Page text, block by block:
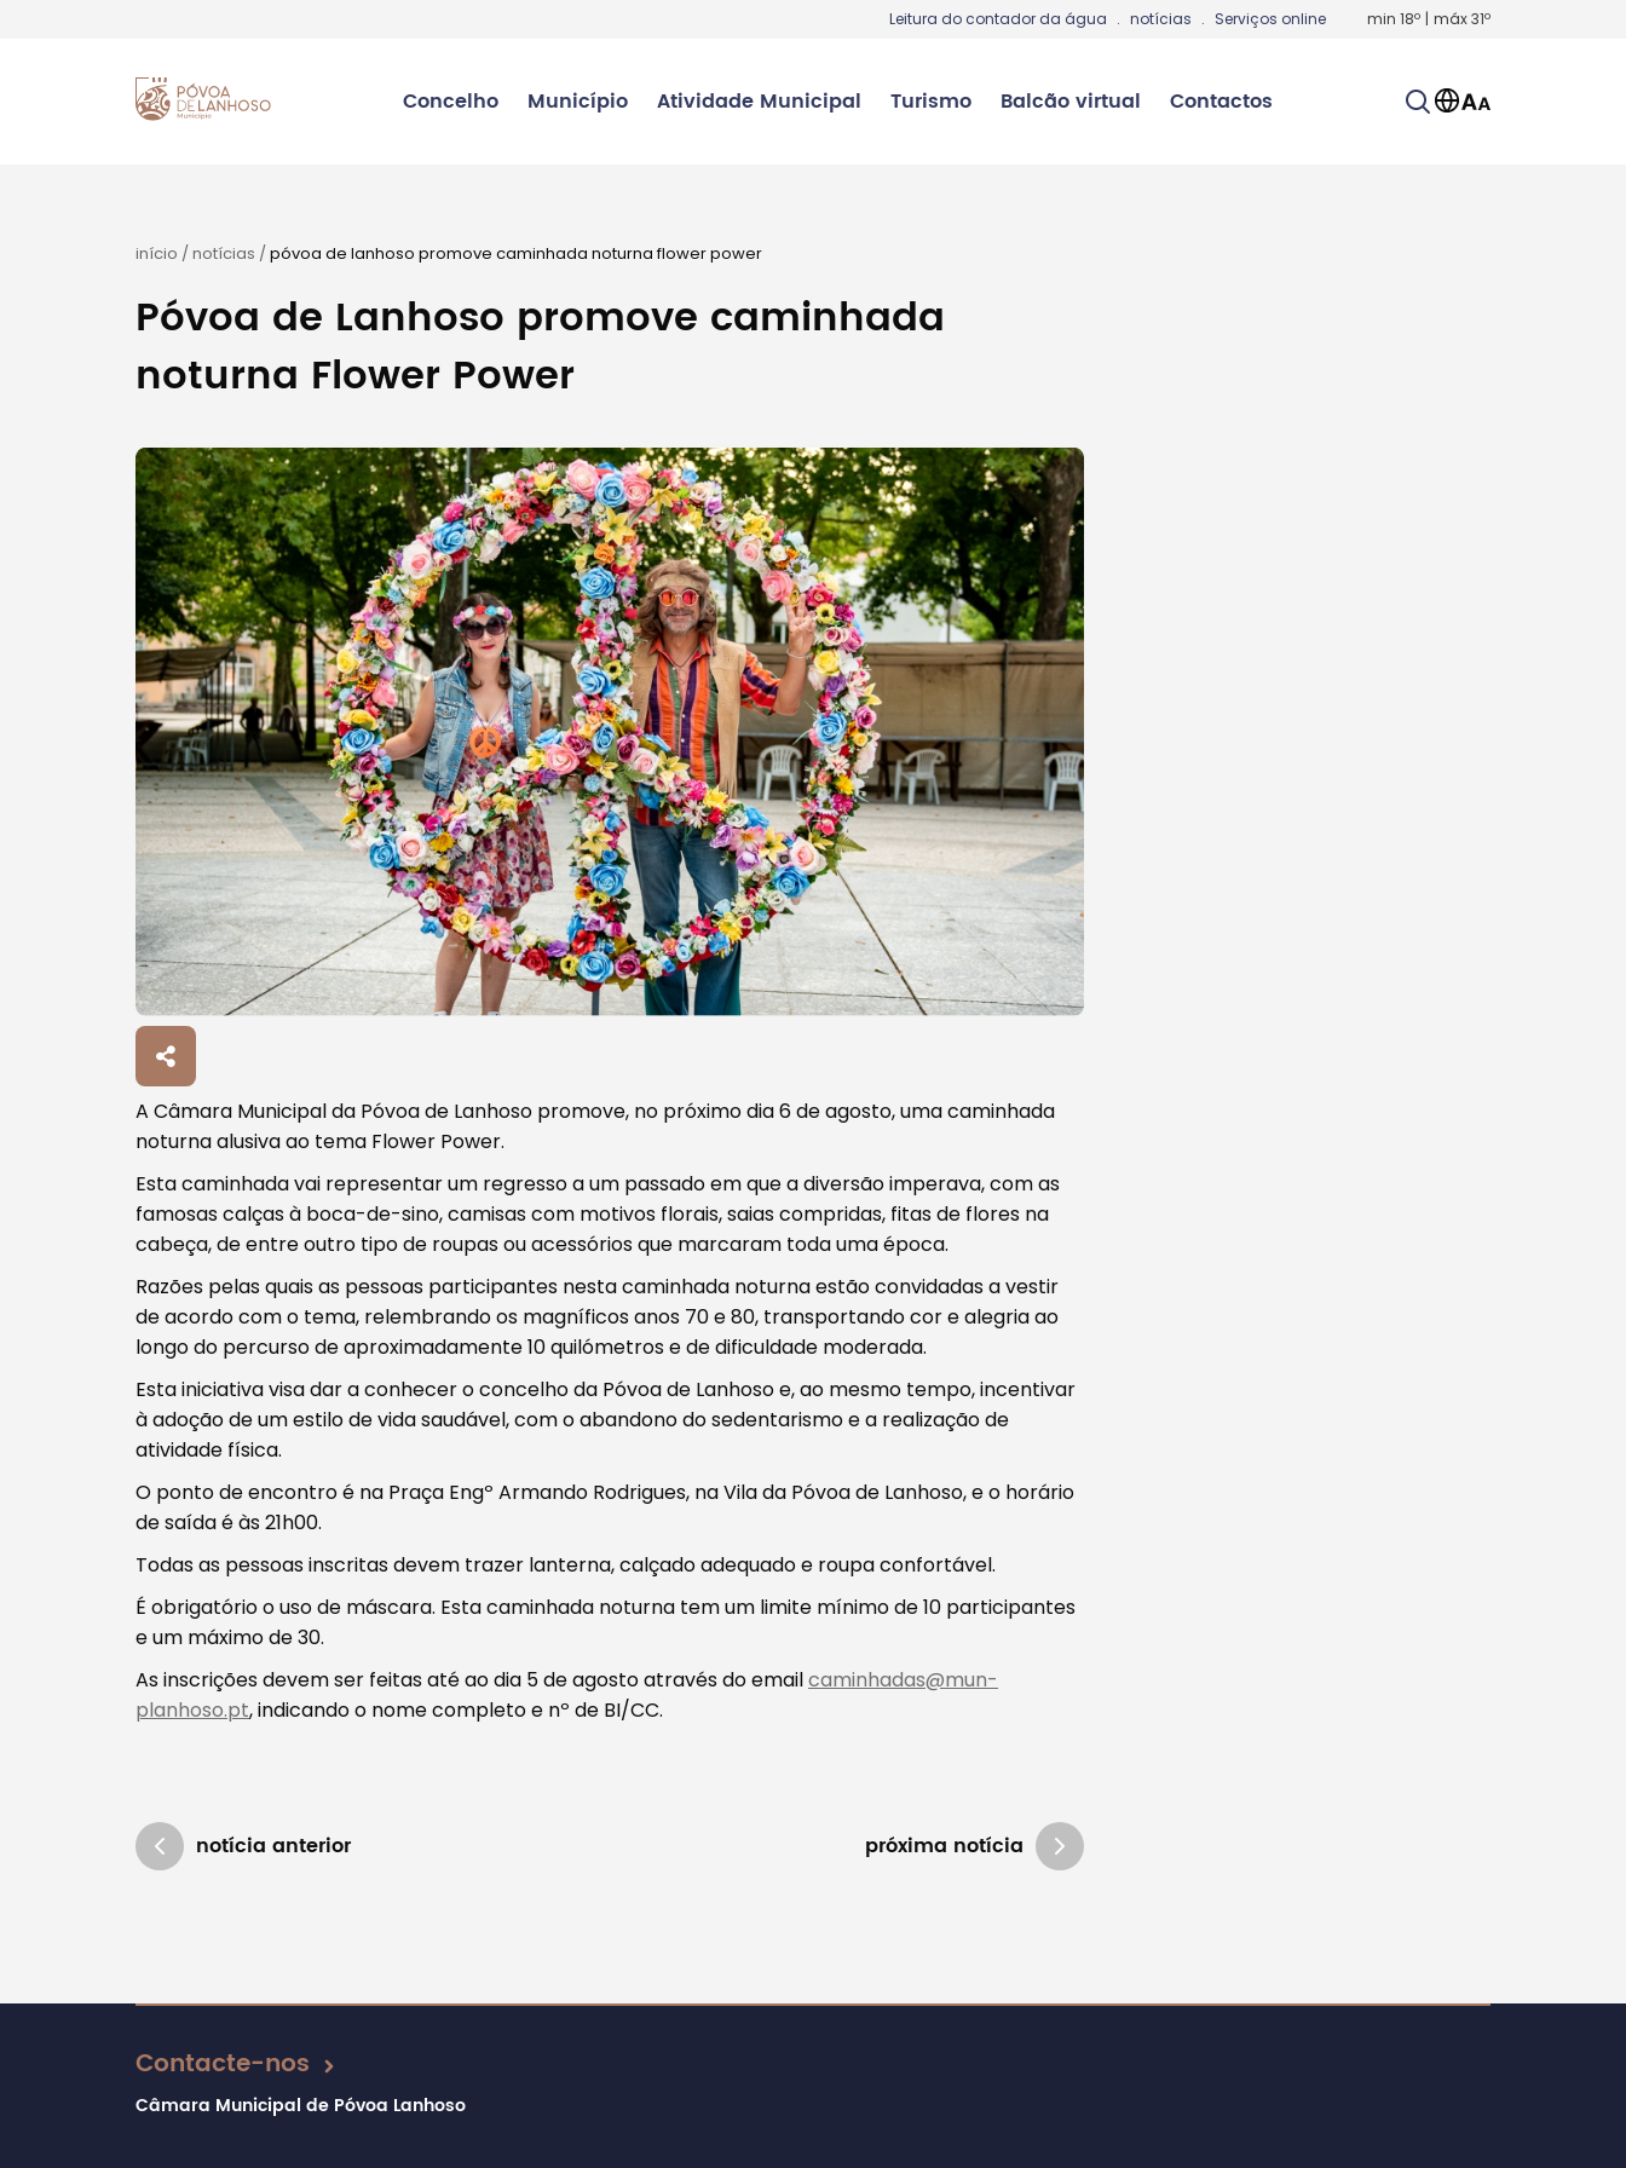
Leitura do contador da água . notícias . Serviços online min 18º | máx31º
Concelho Município Atividade Municipal Turismo Balcão virtual Contactos
Procurar
Tipo de conteúdo
Filtros
início /notícias /póvoa de lanhoso promove caminhada noturna flower power
Póvoa de Lanhoso promove caminhada
noturna Flower Power
A Câmara Municipal da Póvoa de Lanhoso promove, no próximo dia 6 de agosto, uma caminhada
noturna alusiva ao tema Flower Power.
Esta caminhada vai representar um regresso a um passado em que a diversão imperava, com as
famosas calças à boca-de-sino, camisas com motivos florais, saias compridas, fitas de flores na
cabeça, de entre outro tipo de roupas ou acessórios que marcaram toda uma época.
Razões pelas quais as pessoas participantes nesta caminhada noturna estão convidadas a vestir
de acordo com o tema, relembrando os magníficos anos 70 e 80, transportando cor e alegria ao
longo do percurso de aproximadamente 10 quilómetros e de dificuldade moderada.
Esta iniciativa visa dar a conhecer o concelho da Póvoa de Lanhoso e, ao mesmo tempo, incentivar
à adoção de um estilo de vida saudável, com o abandono do sedentarismo e a realização de
atividade física.
O ponto de encontro é na Praça Engº Armando Rodrigues, na Vila da Póvoa de Lanhoso, e o horário
de saída é às 21h00.
Todas as pessoas inscritas devem trazer lanterna, calçado adequado e roupa confortável.
É obrigatório o uso de máscara. Esta caminhada noturna tem um limite mínimo de 10 participantes
e um máximo de 30.
As inscrições devem ser feitas até ao dia 5 de agosto através do emailcaminhadas@mun-
planhoso.pt, indicando o nome completo e nº de BI/CC.
notícia anterior próxima notícia
Atualizado em 02/08/2021
Contacte-nos
Câmara Municipal de Póvoa Lanhoso